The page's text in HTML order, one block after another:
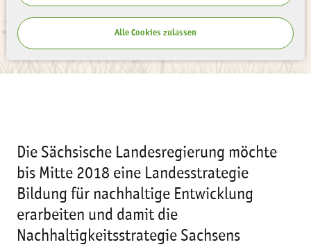
Alle Cookies zulassen
Die Sächsische Landesregierung möchte
bis Mitte 2018 eine Landesstrategie
Bildung für nachhaltige Entwicklung
erarbeiten und damit die
Nachhaltigkeitsstrategie Sachsens